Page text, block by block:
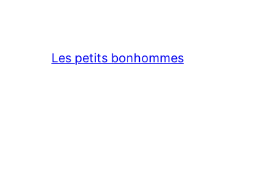
Les petits bonhommes